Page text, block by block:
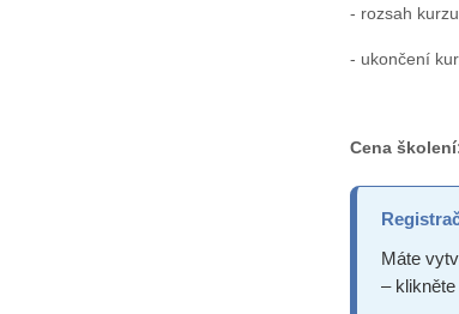
- rozsah
- ukončení
Cena
Máte
– klikněte